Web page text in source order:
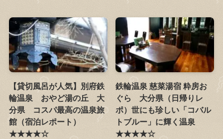
【貸切風呂が人気】別府鉄
輪温泉 おやど湯の丘 大
分県 コスパ最高の温泉旅
館（宿泊レポート）
★★★★☆
鉄輪温泉 慈菜湯宿 粋房お
ぐら 大分県（日帰りレ
ポ）世にも珍しい「コバル
トブルー」に輝く温泉
★★★★☆